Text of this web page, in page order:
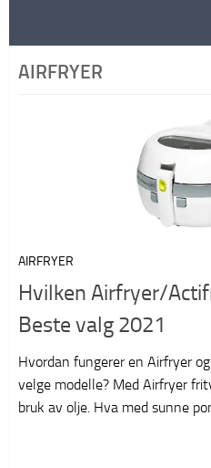
AIRFRYER
AIRFRYER
Hvilken Airfryer/
Beste valg 2021
Hvordan fungerer en Airfryer
velge modelle? Med Airfryer
bruk av olje. Hva med sunne